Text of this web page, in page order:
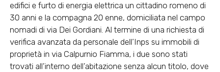
edifici e furto di energia elettrica un cittadino romeno di
30 anni e la compagna 20 enne, domiciliata nel campo
nomadi di via Dei Gordiani. Al termine di una richiesta di
verifica avanzata da personale dell’Inps su immobili di
proprietà in via Calpurnio Fiamma, i due sono stati
trovati all’interno dell’abitazione senza alcun titolo, dove